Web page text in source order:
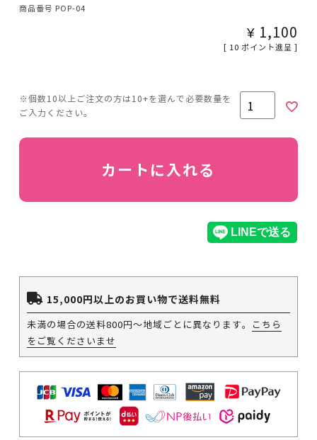
商品番号 POP-04
¥ 1,100
[ 10 ポイント進呈 ]
カートに入れる
15,000円以上のお買い物で送料無料
未満の場合の送料800円～地域ごとに異なります。
こちら
をご覧くださいませ